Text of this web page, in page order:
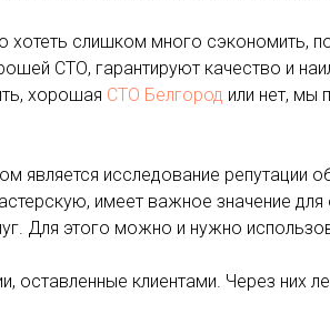
хотеть слишком много сэкономить,
СТО, гарантируют качество и
хорошая СТО Белгород или нет, мы
является исследование репутации
имеет важное значение для
Для этого можно и нужно
оставленные клиентами. Через них